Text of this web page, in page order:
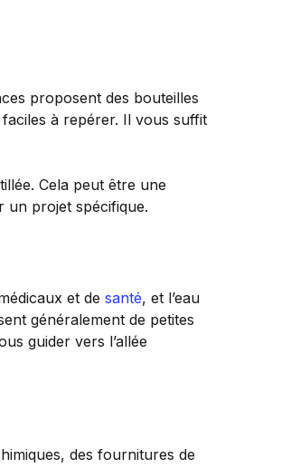
proposent des bouteilles
à repérer. Il vous suffit
Cela peut être une
un projet spécifique.
et de santé, et l’eau
généralement de petites
guider vers l’allée
des fournitures de